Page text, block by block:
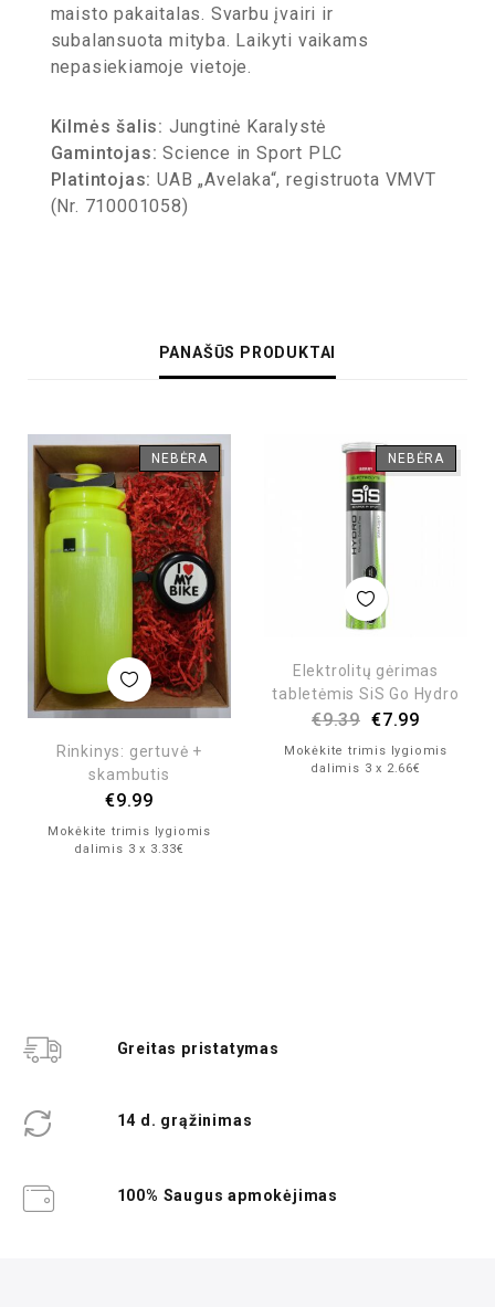
maisto pakaitalas. Svarbu įvairi ir
subalansuota mityba. Laikyti vaikams
nepasiekiamoje vietoje.
Kilmės šalis: Jungtinė Karalystė
Gamintojas: Science in Sport PLC
Platintojas: UAB „Avelaka“, registruota VMVT
(Nr. 710001058)
PANAŠŪS PRODUKTAI
NEBĖRA
Rinkinys: gertuvė +
skambutis
€9.99
Mokėkite trimis lygiomis
dalimis 3 x 3.33€
NEBĖRA
Elektrolitų gėrimas
tabletėmis SiS Go Hydro
€9.39 €7.99
Mokėkite trimis lygiomis
dalimis 3 x 2.66€
Greitas pristatymas
14 d. grąžinimas
100% Saugus apmokėjimas